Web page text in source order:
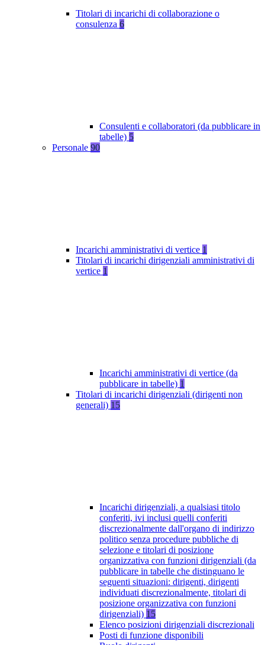
Titolari di incarichi di collaborazione o
consulenza 6
Consulenti e collaboratori (da pubblicare in
tabelle) 5
Personale 90
Incarichi amministrativi di vertice 1
Titolari di incarichi dirigenziali amministrativi di
vertice 1
Incarichi amministrativi di vertice (da
pubblicare in tabelle) 1
Titolari di incarichi dirigenziali (dirigenti non
generali) 15
Incarichi dirigenziali, a qualsiasi titolo
conferiti, ivi inclusi quelli conferiti
discrezionalmente dall'organo di indirizzo
politico senza procedure pubbliche di
selezione e titolari di posizione
organizzativa con funzioni dirigenziali (da
pubblicare in tabelle che distinguano le
seguenti situazioni: dirigenti, dirigenti
individuati discrezionalmente, titolari di
posizione organizzativa con funzioni
dirigenziali) 15
Elenco posizioni dirigenziali discrezionali
Posti di funzione disponibili